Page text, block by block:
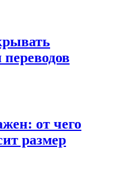
от чего
размер